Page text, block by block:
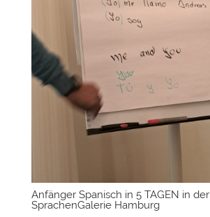
Anfänger Spanisch in 5 TAGEN in der
SprachenGalerie Hamburg